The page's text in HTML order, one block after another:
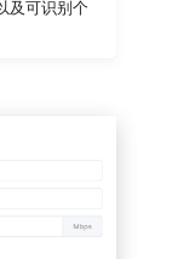
及可识别个